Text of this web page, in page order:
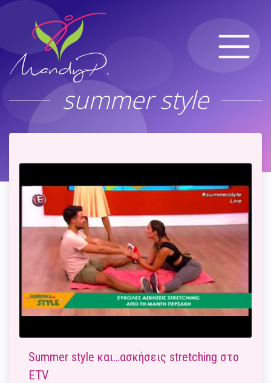
summer style
Summer style και…ασκήσεις stretching στο
ΕTV